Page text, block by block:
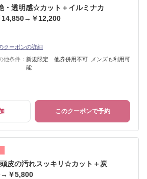
・透明感☆カット＋イルミナカ
14,850→￥12,200
クーポンの詳細
他条件： 新規限定 他券併用不可 メンズも利用可
能
このクーポンで予約
頭皮の汚れスッキリ☆カット＋炭
￥5,800